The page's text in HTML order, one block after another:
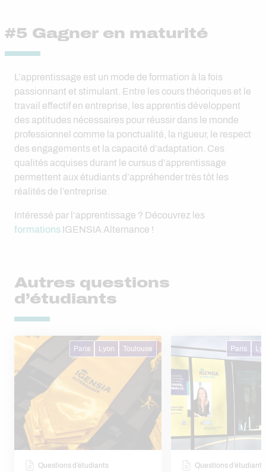
#5 Gagner en maturité
L’apprentissage est un mode de formation à la fois
passionnant et stimulant. Entre les cours théoriques et le
travail effectif en entreprise, les apprentis développent
des aptitudes nécessaires pour réussir dans le monde
professionnel comme la ponctualité, la rigueur, le respect
des engagements et la capacité d’adaptation. Ces
qualités acquises durant le cursus d’apprentissage
permettent aux étudiants d’appréhender très tôt les
réalités de l’entreprise.
Intéressé par l’apprentissage ? Découvrez les
formations IGENSIA Alternance !
Autres questions
d’étudiants
Paris Lyon Toulouse
Questions d’étudiants
Paris
Questions d’étudiants